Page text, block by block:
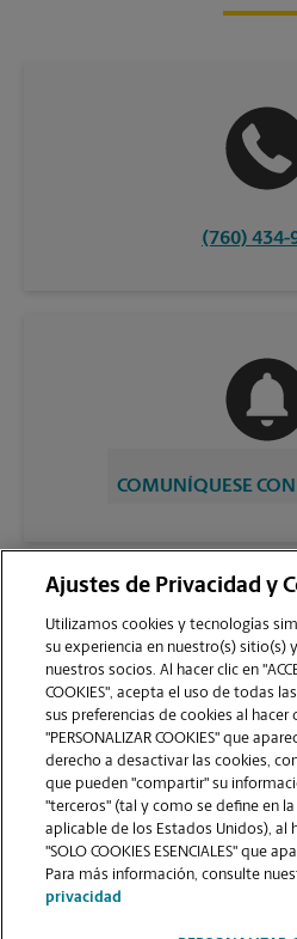
(760) 434-
COMUNÍQUESE
VER LA PÁGINA DE
Copyright © 1994-
Ajustes de Privacidad y
Utilizamos cookies y tecnologías
su experiencia en nuestro(s) sitio(s)
nuestros socios. Al hacer clic en
COOKIES", acepta el uso de todas
sus preferencias de cookies al hacer
"PERSONALIZAR COOKIES" que
derecho a desactivar las cookies,
que pueden "compartir" su
"terceros" (tal y como se define en
aplicable de los Estados Unidos), al
"SOLO COOKIES ESENCIALES" que
Para más información, consulte
privacidad